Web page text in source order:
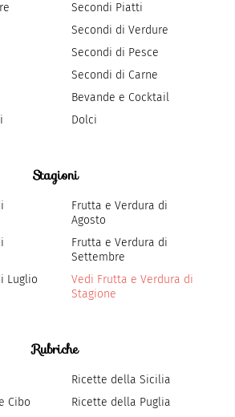
Secondi Piatti
Secondi di Verdure
Secondi di Pesce
Secondi di Carne
Bevande e Cocktail
Dolci
Stagioni
Luglio
Frutta e Verdura di
Agosto
Frutta e Verdura di
Settembre
Vedi Frutta e Verdura di
Stagione
Rubriche
Cibo
Ricette della Sicilia
Ricette della Puglia